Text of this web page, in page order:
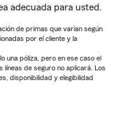
adecuada para usted.
de primas que varían según
por el cliente y la
una póliza, pero en ese caso el
de seguro no aplicará. Los
disponibilidad y elegibilidad